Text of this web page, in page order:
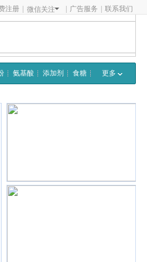
注册 微信关注 广告服务 联系我们
氨基酸 添加剂 食糖 更多